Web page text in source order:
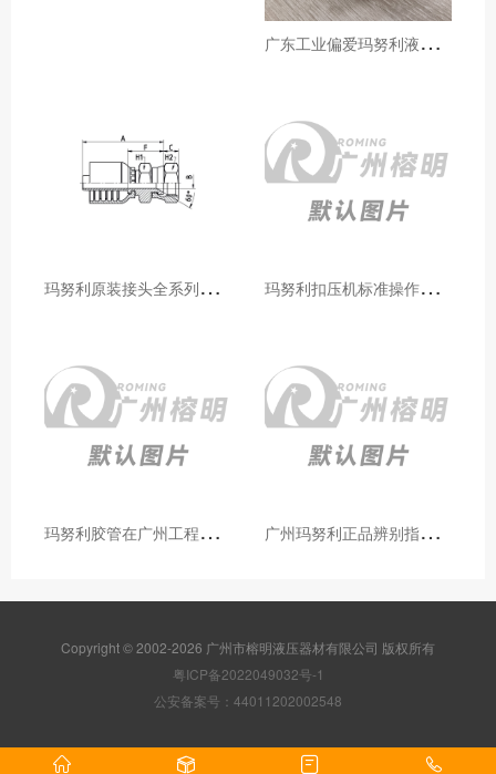
广
东工业偏爱玛努利液压产品的五大原因（代理深度分析）
玛
努利原装接头全系列型号解析：广州客户选型必备指南 玛
努利扣压机标准操作流程：广州代理手把手教学（新手也能学会）
玛
努利胶管在广州工程机械领域的应用案例与效果分析 广
州玛努利正品辨别指南：如何区分原装 Manuli 胶管 / 接头 / 扣压机（代理专业版）
Copyright © 2002-2026 广州市榕明液压器材有限公司 版权所有
粤ICP备2022049032号-1
公安备案号：44011202002548